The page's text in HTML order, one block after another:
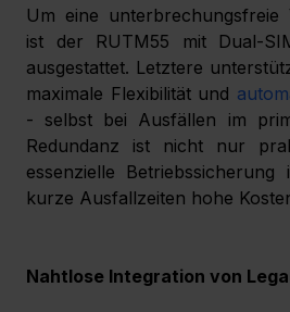
Um eine unterbrechungsfreie
ist der RUTM55 mit Dual-
ausgestattet. Letztere
maximale Flexibilität und
- selbst bei Ausfällen im
Redundanz ist nicht nur
essenzielle
kurze Ausfallzeiten hohe
Nahtlose Integration von